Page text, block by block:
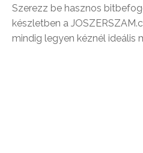
Szerezz be hasznos
készletben a
mindig legyen kéznél ideális